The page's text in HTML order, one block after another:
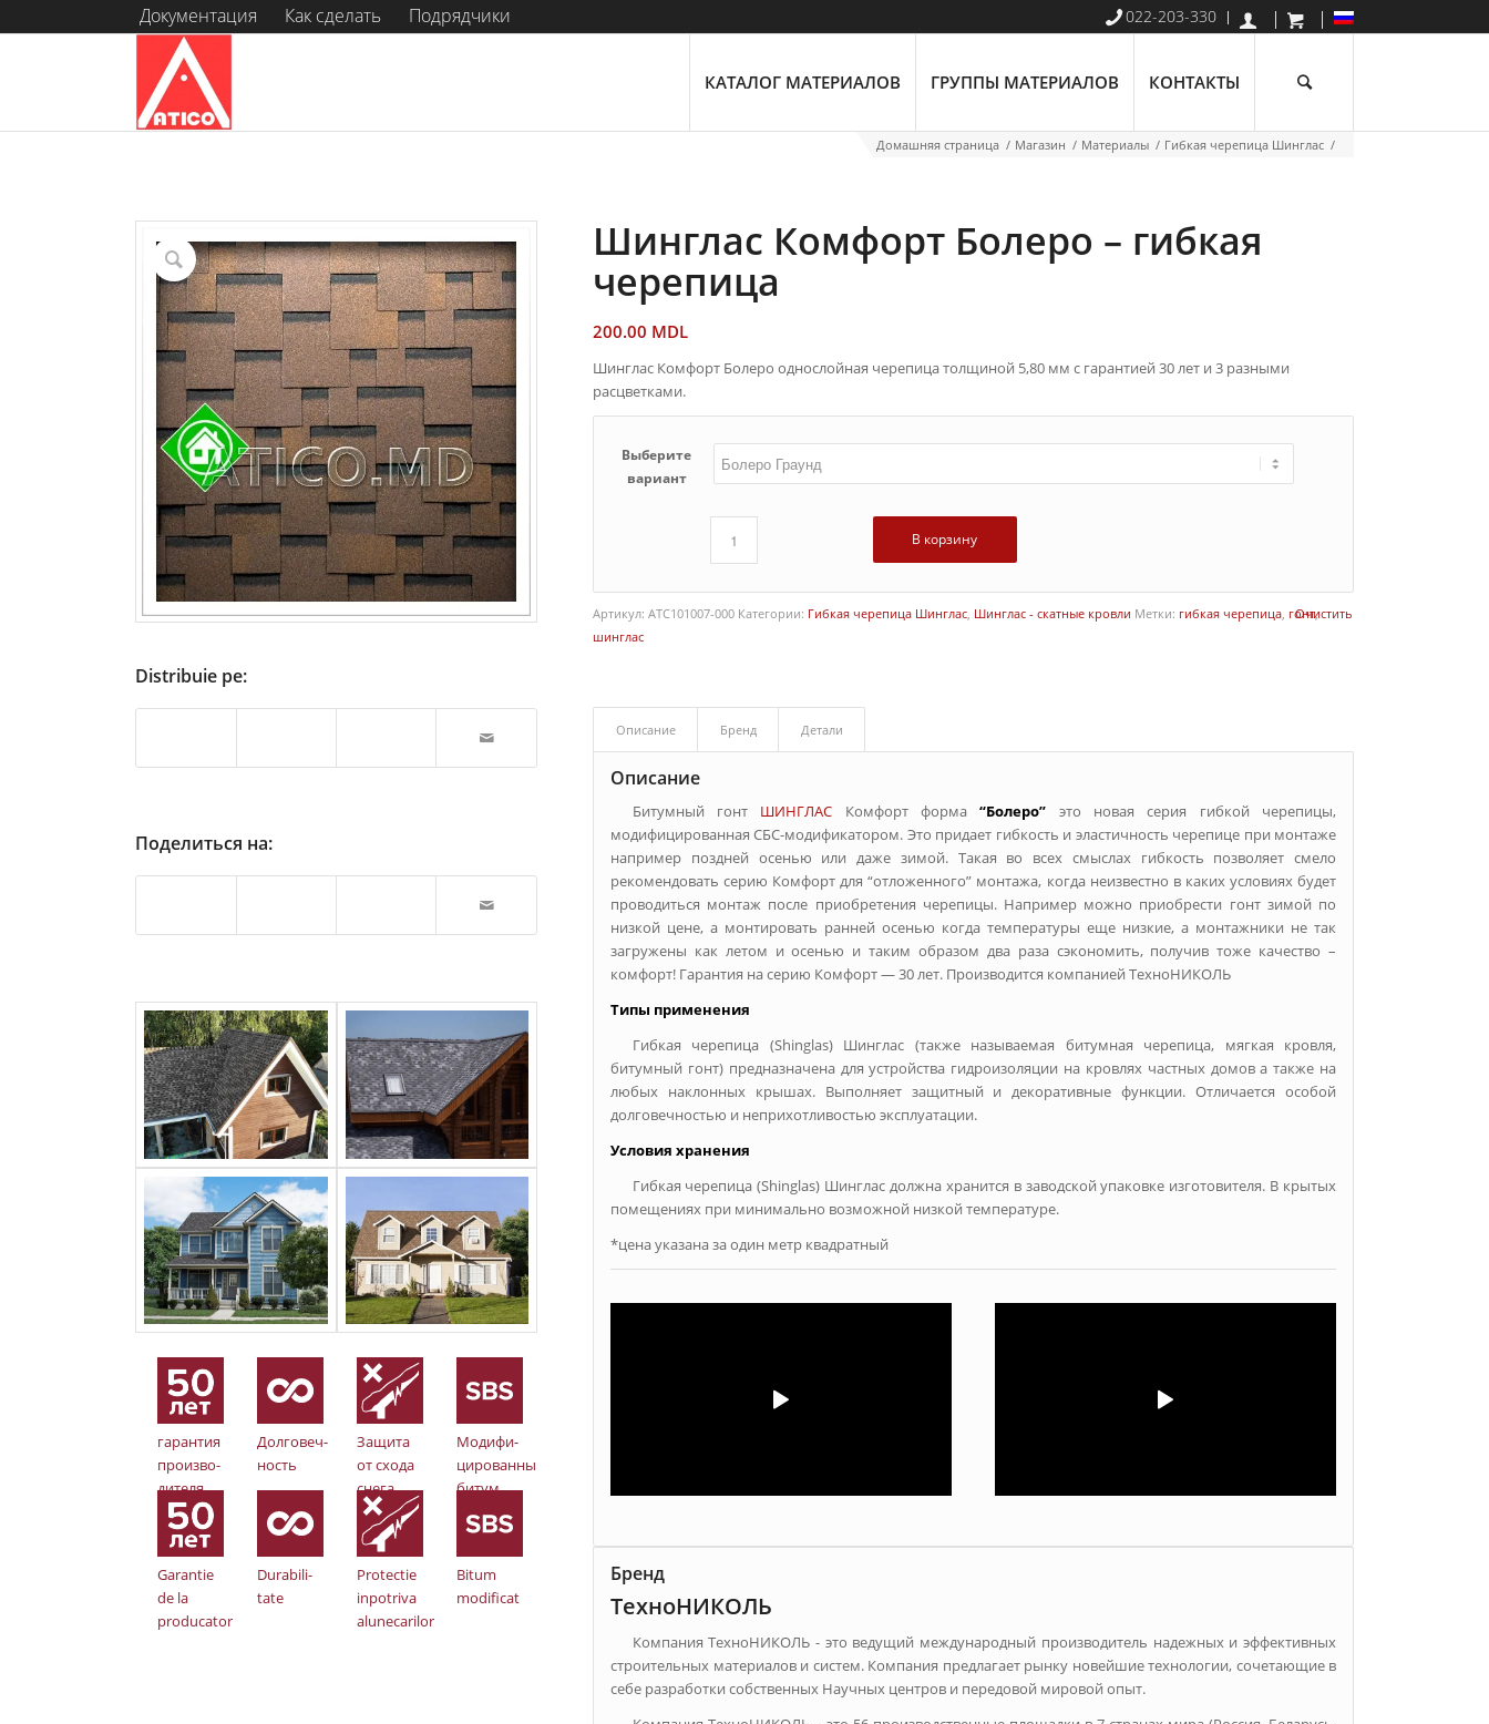
022-203-330
Документация Как сделать Подрядчики
КАТАЛОГ МАТЕРИАЛОВ ГРУППЫ МАТЕРИАЛОВ КОНТАКТЫ
Домашняя страница / Магазин / Материалы / Гибкая черепица Шинглас /
Distribuie pe:
Поделиться на:
гарантия
произво-
дителя
Долговеч-
ность
Защита
от схода
снега
Модифи-
цированный
битум
Garantie
de la
producator
Durabili-
tate
Protectie
inpotriva
alunecarilor
Bitum
modificat
Шинглас Комфорт Болеро – гибкая
черепица
200.00 MDL
Шинглас Комфорт Болеро однослойная черепица толщиной 5,80 мм с гарантией 30 лет и 3 разными
расцветками.
Выберите
вариант
Очистить
В корзину
Артикул: ATC101007-000 Категории: Гибкая черепица Шинглас, Шинглас - скатные кровли Метки: гибкая черепица, гонт,
шинглас
Описание Бренд Детали
Описание
Битумный гонт ШИНГЛАС Комфорт форма“Болеро” это новая серия гибкой черепицы,
модифицированная СБС-модификатором. Это придает гибкость и эластичность черепице при монтаже
например поздней осенью или даже зимой. Такая во всех смыслах гибкость позволяет смело
рекомендовать серию Комфорт для “отложенного” монтажа, когда неизвестно в каких условиях будет
проводиться монтаж после приобретения черепицы. Например можно приобрести гонт зимой по
низкой цене, а монтировать ранней осенью когда температуры еще низкие, а монтажники не так
загружены как летом и осенью и таким образом два раза сэкономить, получив тоже качество –
комфорт! Гарантия на серию Комфорт — 30 лет. Производится компанией ТехноНИКОЛЬ
Типы применения
Гибкая черепица (Shinglas) Шинглас (также называемая битумная черепица, мягкая кровля,
битумный гонт) предназначена для устройства гидроизоляции на кровлях частных домов а также на
любых наклонных крышах. Выполняет защитный и декоративные функции. Отличается особой
долговечностью и неприхотливостью эксплуатации.
Условия хранения
Гибкая черепица (Shinglas) Шинглас должна хранится в заводской упаковке изготовителя. В крытых
помещениях при минимально возможной низкой температуре.
*цена указана за один метр квадратный
Бренд
ТехноНИКОЛЬ
Компания ТехноНИКОЛЬ - это ведущий международный производитель надежных и эффективных
строительных материалов и систем. Компания предлагает рынку новейшие технологии, сочетающие в
себе разработки собственных Научных центров и передовой мировой опыт.